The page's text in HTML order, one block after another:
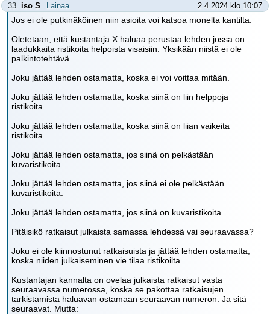
33. iso S Lainaa 2.4.2024 klo 10:07
Jos ei ole putkinäköinen niin asioita voi katsoa monelta kantilta.
Oletetaan, että kustantaja X haluaa perustaa lehden jossa on
laadukkaita ristikoita helpoista visaisiin. Yksikään niistä ei ole
palkintotehtävä.
Joku jättää lehden ostamatta, koska ei voi voittaa mitään.
Joku jättää lehden ostamatta, koska siinä on liin helppoja
ristikoita.
Joku jättää lehden ostamatta, koska siinä on liian vaikeita
ristikoita.
Joku jättää lehden ostamatta, jos siinä on pelkästään
kuvaristikoita.
Joku jättää lehden ostamatta, jos siinä ei ole pelkästään
kuvaristikoita.
Joku jättää lehden ostamatta, jos siinä on kuvaristikoita.
Pitäisikö ratkaisut julkaista samassa lehdessä vai seuraavassa?
Joku ei ole kiinnostunut ratkaisuista ja jättää lehden ostamatta,
koska niiden julkaiseminen vie tilaa ristikoilta.
Kustantajan kannalta on ovelaa julkaista ratkaisut vasta
seuraavassa numerossa, koska se pakottaa ratkaisujen
tarkistamista haluavan ostamaan seuraavan numeron. Ja sitä
seuraavat. Mutta: